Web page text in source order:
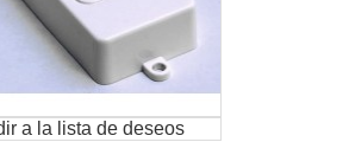
a la lista de deseos